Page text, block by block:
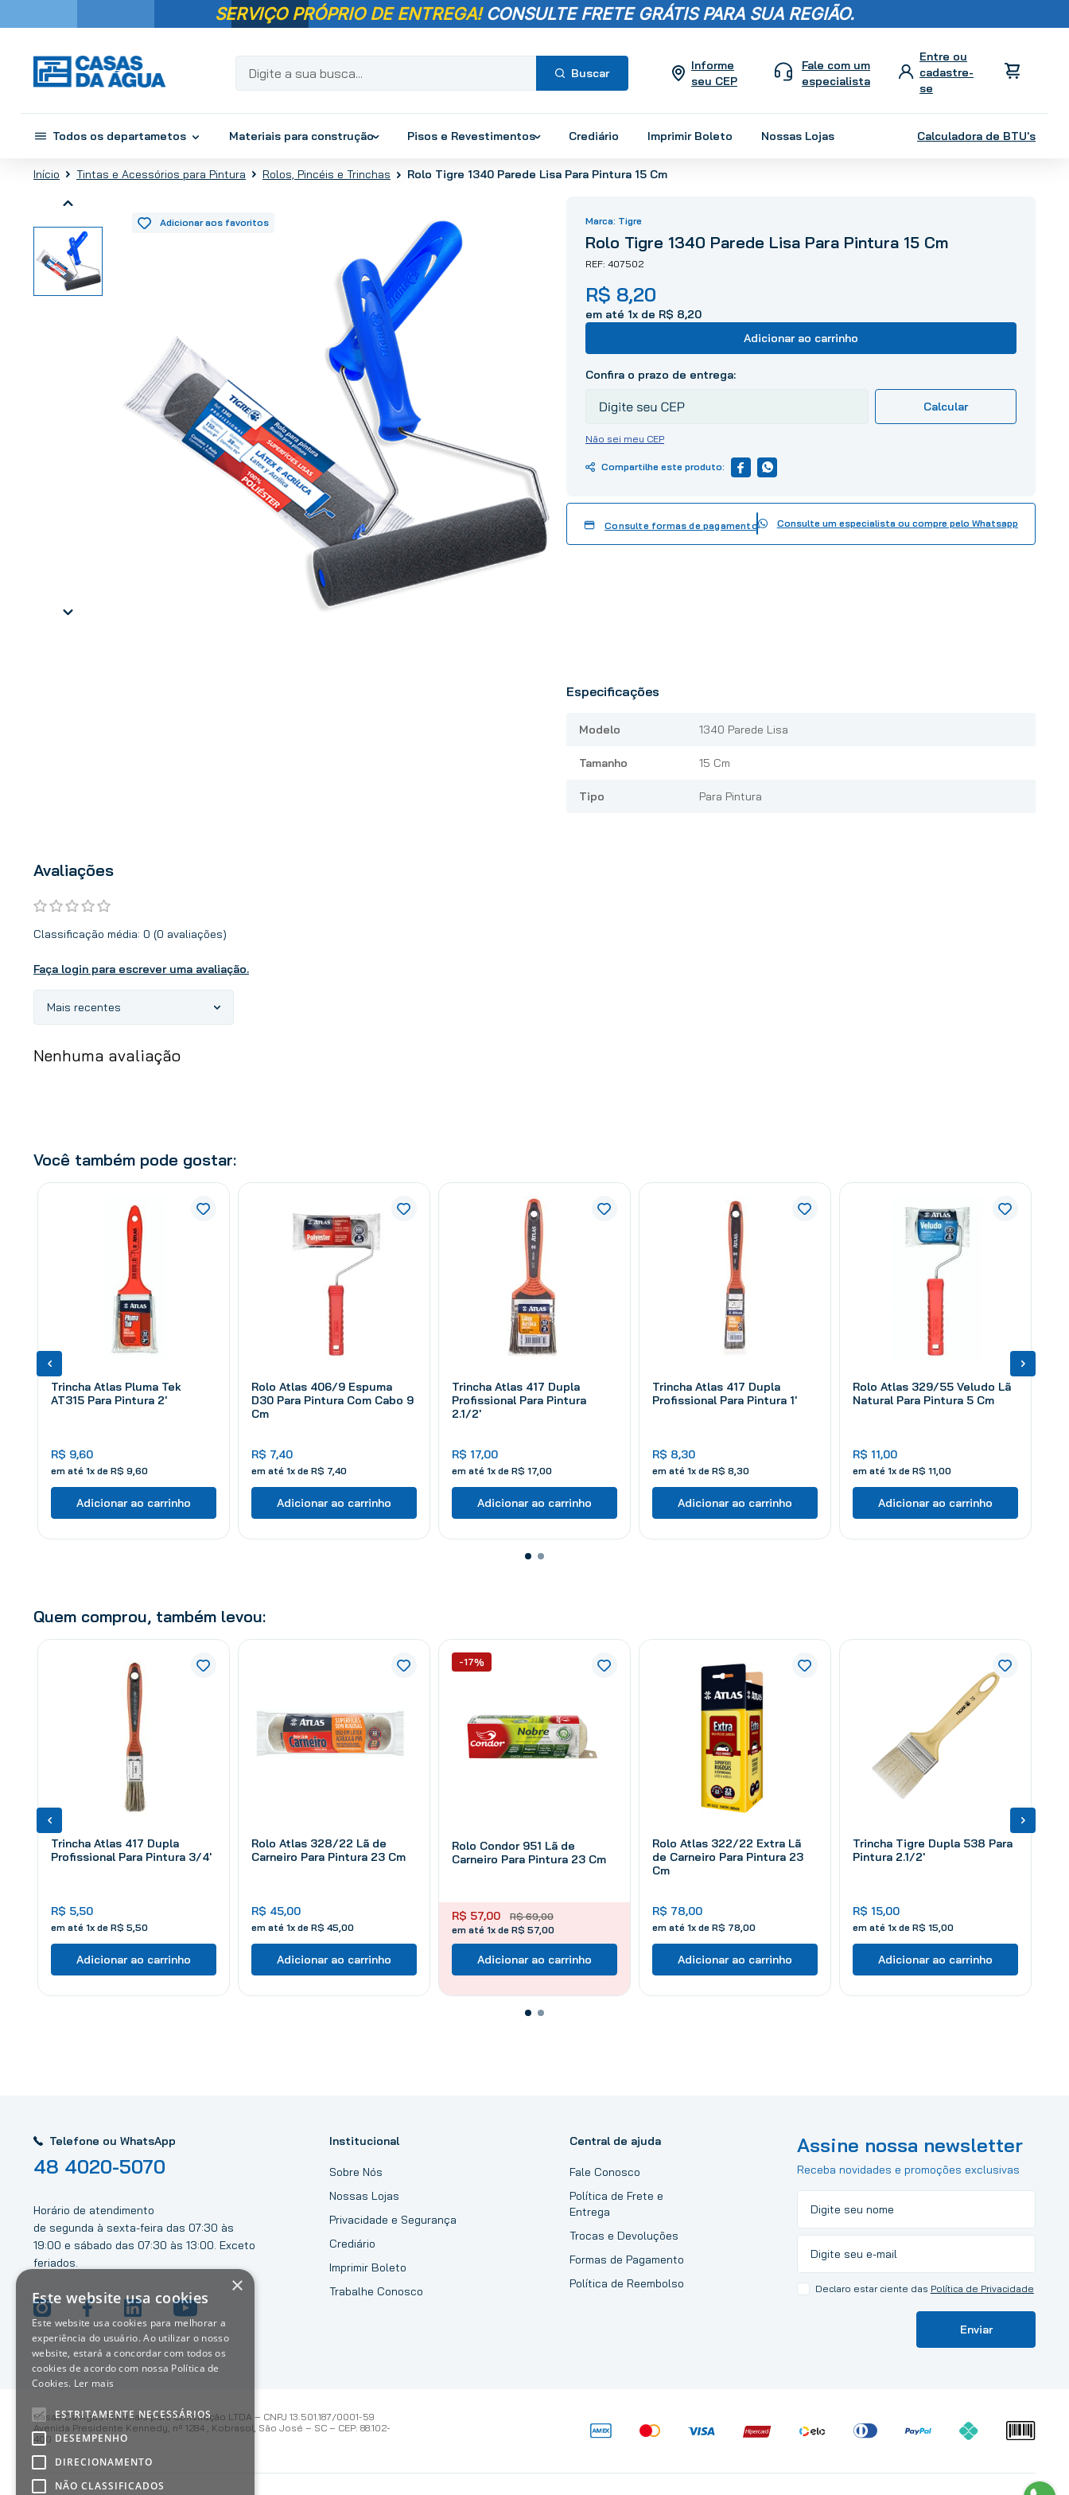
SERVIÇO PRÓPRIO DE ENTREGA! CONSULTE FRETE GRÁTIS PARA SUA REGIÃO.
Digite a sua busca...
Informe
seu CEP
Fale com um
especialista
Todos os departametos Materiais para construção Pisos e Revestimentos Crediário Imprimir Boleto Nossas Lojas Calculadora de BTU's
Tintas e Acessórios para Pintura Rolos, Pincéis e Trinchas Rolo Tigre 1340 Parede Lisa Para Pintura 15 Cm
Tigre
Rolo Tigre 1340 Parede Lisa Para Pintura 15 Cm
407502
R$ 8,20
em até 1x de R$ 8,20
Adicionar ao carrinho
Não sei meu CEP
Consulte formas de pagamento Consulte um especialista ou compre pelo Whatsapp
Especificações
Modelo 1340 Parede Lisa
Tamanho 15 Cm
Tipo Para Pintura
Avaliações
Classificação média: 0 (0 avaliações)
Faça login para escrever uma avaliação.
Mais recentes
Nenhuma avaliação
Você também pode gostar:
Trincha Atlas Pluma Tek
AT315 Para Pintura 2'
R$ 9,60
em até 1x de R$ 9 60
Adicionar ao carrinho
Rolo Atlas 406/9 Espuma
D30 Para Pintura Com Cabo 9
Cm
R$ 7,40
em até 1x de R$ 7 40
Adicionar ao carrinho
Trincha Atlas 417 Dupla
Profissional Para Pintura
2.1/2'
R$ 17,00
em até 1x de R$ 17 00
Adicionar ao carrinho
Trincha Atlas 417 Dupla
Profissional Para Pintura 1'
R$ 8,30
em até 1x de R$ 8 30
Adicionar ao carrinho
Rolo Atlas 329/55 Veludo Lã
Natural Para Pintura 5 Cm
R$ 11,00
em até 1x de R$ 11 00
Adicionar ao carrinho
Quem comprou, também levou:
Trincha Atlas 417 Dupla
Profissional Para Pintura 3/4'
R$ 5,50
em até 1x de R$ 5 50
Adicionar ao carrinho
Rolo Atlas 328/22 Lã de
Carneiro Para Pintura 23 Cm
R$ 45,00
em até 1x de R$ 45 00
Adicionar ao carrinho
Rolo Condor 951 Lã de
Carneiro Para Pintura 23 Cm
R$ 69,00
R$ 57,00
em até 1x de R$ 57,00
-17%
Adicionar ao carrinho
Rolo Atlas 322/22 Extra Lã
de Carneiro Para Pintura 23
Cm
R$ 78,00
em até 1x de R$ 78 00
Adicionar ao carrinho
Trincha Tigre Dupla 538 Para
Pintura 2.1/2'
R$ 15,00
em até 1x de R$ 15 00
Adicionar ao carrinho
Telefone ou WhatsApp
48 4020-5070
Horário de atendimento
de segunda à sexta-feira das 07:30 às
19:00 e sábado das 07:30 às 13:00. Exceto
feriados.
Institucional
Sobre Nós
Nossas Lojas
Privacidade e Segurança
Crediário
Imprimir Boleto
Trabalhe Conosco
Central de ajuda
Fale Conosco
Política de Frete e
Entrega
Trocas e Devoluções
Formas de Pagamento
Política de Reembolso
Assine nossa newsletter
Receba novidades e promoções exclusivas
Declaro estar ciente das Política de Privacidade
Enviar
Casas Da Água Materiais para Construção LTDA – CNPJ 13.501.187/0001-59
Avenida Presidente Kennedy, nº 1284 , Kobrasol, São José – SC – CEP: 88.102-
400
×
Este website usa cookies
Este website usa cookies para melhorar a
experiência do usuário. Ao utilizar o nosso
website, estará a concordar com todos os
cookies de acordo com nossa Política de
Cookies. Ler mais
ESTRITAMENTE NECESSÁRIOS
DESEMPENHO
DIRECIONAMENTO
NÃO CLASSIFICADOS
Termos mais
2º
porcelanato
revestimento
vaso sanitário
chuveiro